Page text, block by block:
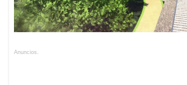
Anuncios.